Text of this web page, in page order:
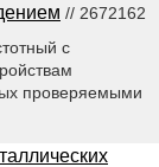
// 2672162
с
проверяемыми